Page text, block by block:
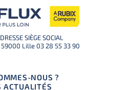
SIÈGE SOCIAL
59000 Lille03 28 55 33 90
NOUS ?
ACTUALITÉS